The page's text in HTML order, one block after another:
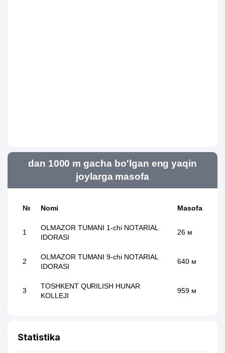
dan 1000 m gacha bo'lgan eng yaqin
joylarga masofa
№ Nomi Masofa
1
OLMAZOR TUMANI 1-chi NOTARIAL
IDORASI
26 м
2
OLMAZOR TUMANI 9-chi NOTARIAL
IDORASI
640 м
3
TOSHKENT QURILISH HUNAR
KOLLEJI
959 м
Statistika